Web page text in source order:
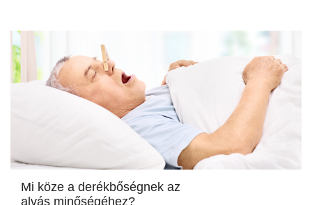
Mi köze a derékbőségnek az
alvás minőségéhez?